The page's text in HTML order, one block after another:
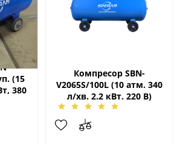
(15
380
Компресор SBN-
V2065S/100L (10 атм. 340
л/хв. 2.2 кВт. 220 В)